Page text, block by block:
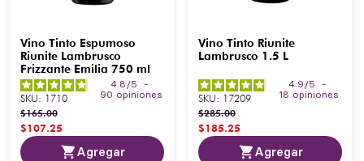
Vino Tinto Espumoso
Riunite Lambrusco
Frizzante Emilia 750 ml
4.8 /5
-
90 opiniones
SKU: 1710
$165.00
$107.25
Agregar
Vino Tinto Riunite
Lambrusco 1.5 L
4.9 /5
-
18 opiniones
SKU: 17209
$285.00
$185.25
Agregar